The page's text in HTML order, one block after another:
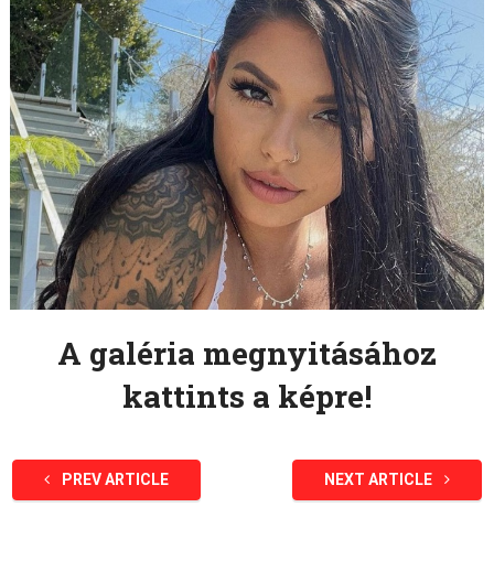
A galéria megnyitásához
kattints a képre!
PREV ARTICLE NEXT ARTICLE